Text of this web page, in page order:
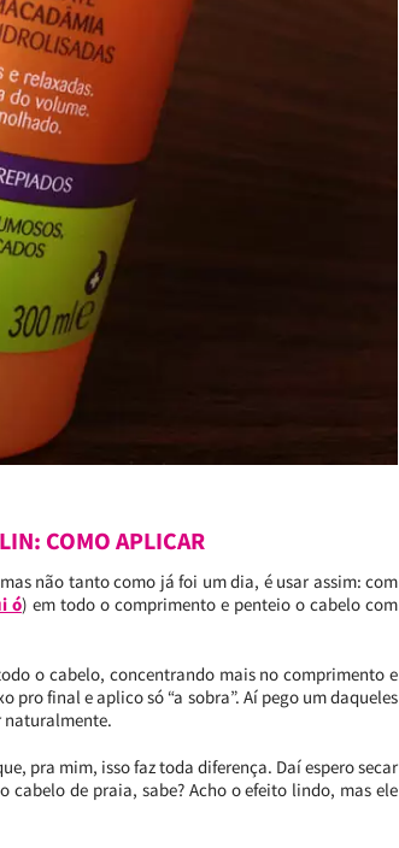
COMO APLICAR
não tanto como já foi um dia, é usar assim: com
ó) em todo o comprimento e penteio o cabelo com
o cabelo, concentrando mais no comprimento e
pro final e aplico só “a sobra”. Aí pego um daqueles
naturalmente.
pra mim, isso faz toda diferença. Daí espero secar
de praia, sabe? Acho o efeito lindo, mas ele